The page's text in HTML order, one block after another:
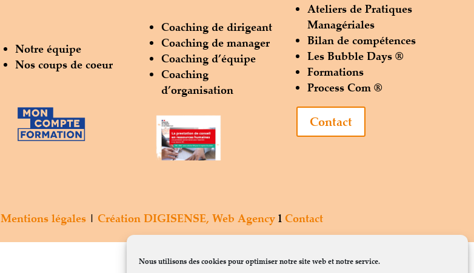
Nous utilisons des cookies pour optimiser notre site web et notre service.
Notre équipe
Nos coups de coeur
Coaching de dirigeant
Coaching de manager
Coaching d’équipe
Coaching
d’organisation
Ateliers de Pratiques
Managériales
Bilan de compétences
Les Bubble Days ®
Formations
Process Com ®
Contact
Mentions légales | Création DIGISENSE, Web Agency l Contact